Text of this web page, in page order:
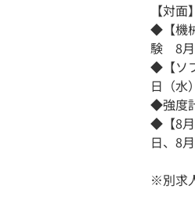
【対面】
◆【機
験 8月
◆【ソ
日（水
◆強度
◆【8
日、8
※別求